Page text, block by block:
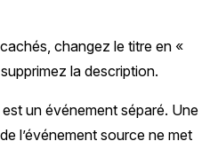
changez le titre en «
la description.
un événement séparé. Une
l’événement source ne met